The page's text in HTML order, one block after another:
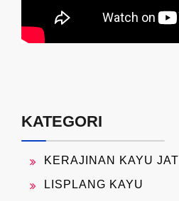
KATEGORI
KERAJINAN KAYU JATI
LISPLANG KAYU